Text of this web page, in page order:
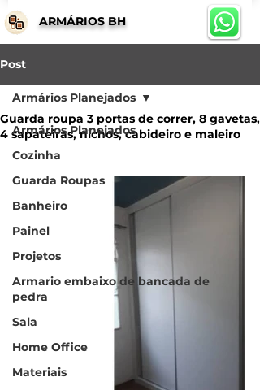
ARMÁRIOS BH
Post
Armários Planejados
Cozinha
Guarda Roupas
Banheiro
Painel
Projetos
Armario embaixo de bancada de
pedra
Sala
Home Office
Materiais
Armários Planejados
Guarda roupa 3 portas de correr, 8 gavetas,
4 sapateiras, nichos, cabideiro e maleiro